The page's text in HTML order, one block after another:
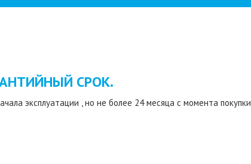
СРОК.
эксплуатации , но не более 24 месяца с момента покупки